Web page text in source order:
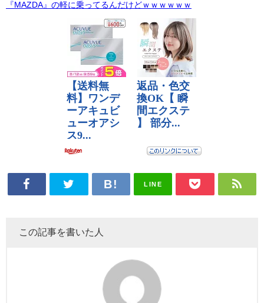
『MAZDA』の軽に乗ってるんだけどｗｗｗｗｗｗ
LINE
この記事を書いた人